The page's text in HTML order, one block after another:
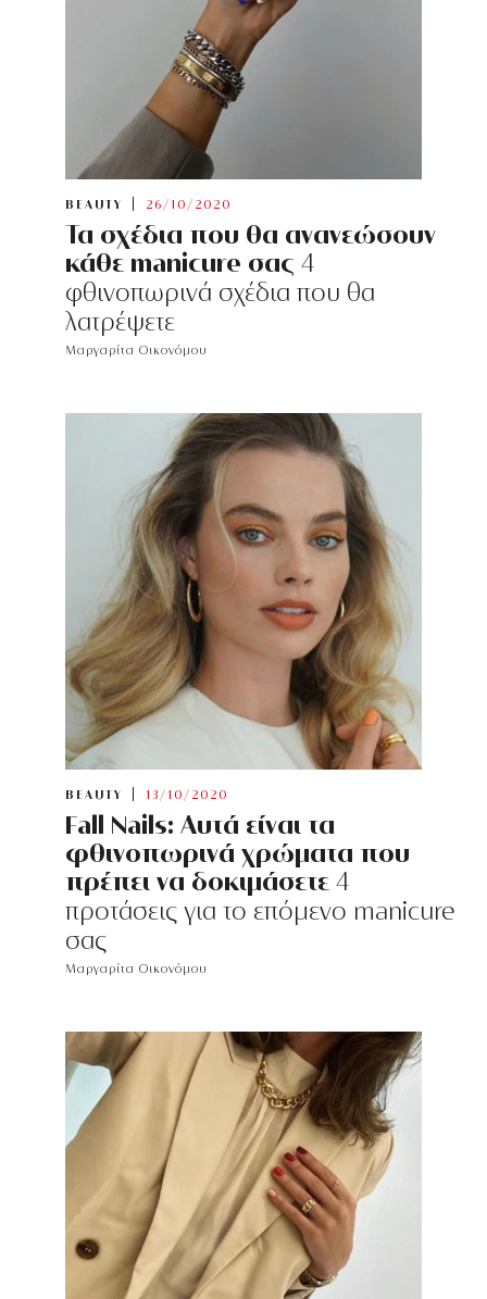
BEAUTY 26/10/2020
Τα σχέδια που θα ανανεώσουν
κάθε manicure σας 4
φθινοπωρινά σχέδια που θα
λατρέψετε
Μαργαρίτα Οικονόμου
BEAUTY 13/10/2020
Fall Nails: Αυτά είναι τα
φθινοπωρινά χρώματα που
πρέπει να δοκιμάσετε 4
προτάσεις για το επόμενο manicure
σας
Μαργαρίτα Οικονόμου